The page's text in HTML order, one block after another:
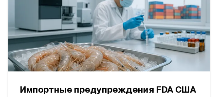
Импортные предупреждения FDA США